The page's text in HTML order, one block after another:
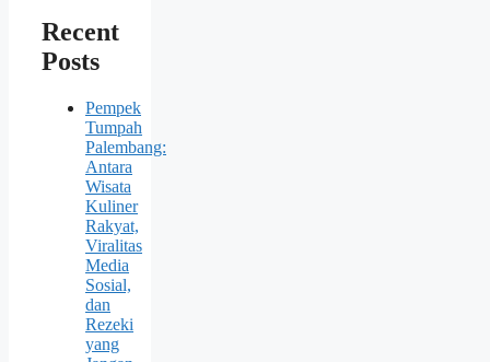
Recent
Posts
Pempek
Tumpah
Palembang:
Antara
Wisata
Kuliner
Rakyat,
Viralitas
Media
Sosial,
dan
Rezeki
yang